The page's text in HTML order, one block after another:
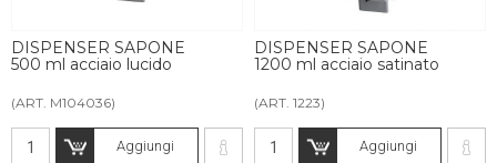
DISPENSER SAPONE
500 ml acciaio lucido
(ART. M104036)
Aggiungi
DISPENSER SAPONE
1200 ml acciaio satinato
(ART. 1223)
Aggiungi